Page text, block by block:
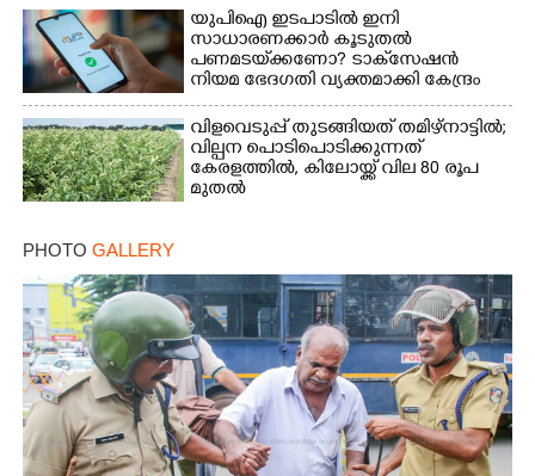
യുപിഐ ഇടപാടിൽ ഇനി
സാധാരണക്കാർ കൂടുതൽ
പണമടയ്‌ക്കണോ?​ ടാക്‌സേഷൻ
നിയമ ഭേദഗതി വ്യക്തമാക്കി കേന്ദ്രം
വിളവെടുപ്പ് തുടങ്ങിയത് തമിഴ്നാട്ടിൽ;
വില്പന പൊടിപൊടിക്കുന്നത്
കേരളത്തിൽ, കിലോയ്ക്ക് വില 80 രൂപ
മുതൽ
PHOTO GALLERY